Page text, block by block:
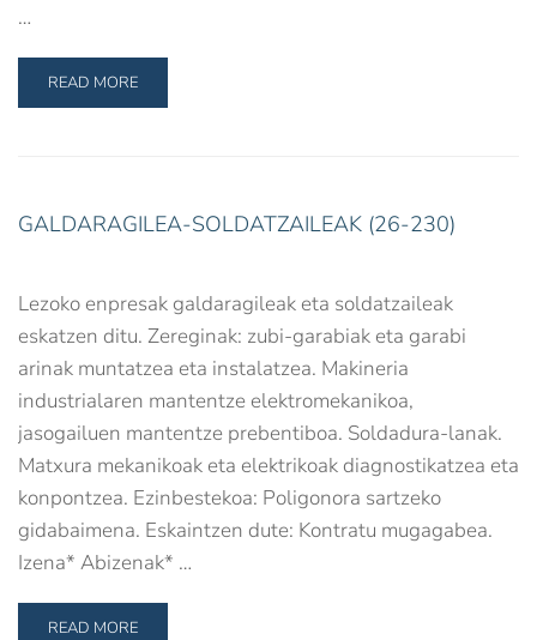
…
READ MORE
GALDARAGILEA-SOLDATZAILEAK (26-230)
Lezoko enpresak galdaragileak eta soldatzaileak
eskatzen ditu. Zereginak: zubi-garabiak eta garabi
arinak muntatzea eta instalatzea. Makineria
industrialaren mantentze elektromekanikoa,
jasogailuen mantentze prebentiboa. Soldadura-lanak.
Matxura mekanikoak eta elektrikoak diagnostikatzea eta
konpontzea. Ezinbestekoa: Poligonora sartzeko
gidabaimena. Eskaintzen dute: Kontratu mugagabea.
Izena* Abizenak* …
READ MORE